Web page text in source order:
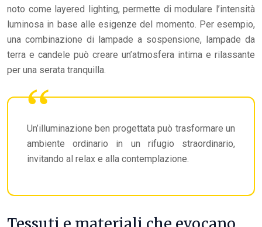
noto come layered lighting, permette di modulare l’intensità
luminosa in base alle esigenze del momento. Per esempio,
una combinazione di lampade a sospensione, lampade da
terra e candele può creare un’atmosfera intima e rilassante
per una serata tranquilla.
Un’illuminazione ben progettata può trasformare un
ambiente ordinario in un rifugio straordinario,
invitando al relax e alla contemplazione.